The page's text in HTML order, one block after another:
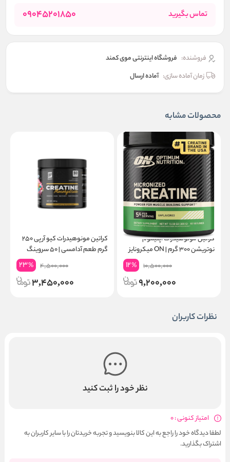
تماس بگیرید 09045201850
فروشنده: فروشگاه اینترنتی موی کمند
زمان آماده سازی: آماده ارسال
محصولات مشابه
کراتین مونوهیدرات اپتیموم
نوتریشن ۳۰۰ گرم | ON میکرونایز
10,500,000
12%
9,200,000
کراتین مونوهیدرات کیو آر پی ۲۵۰
گرم طعم آدامسی | ۵۰ سروینگ
4,500,000
23%
3,450,000
نظرات کاربران
نظر خود را ثبت کنید
امتیاز کنونی : 0
لطفا دیدگاه خود را راجع به این کالا بنویسید و تجربه خریدتان را با سایر کاربران به
اشتراک بگذارید.